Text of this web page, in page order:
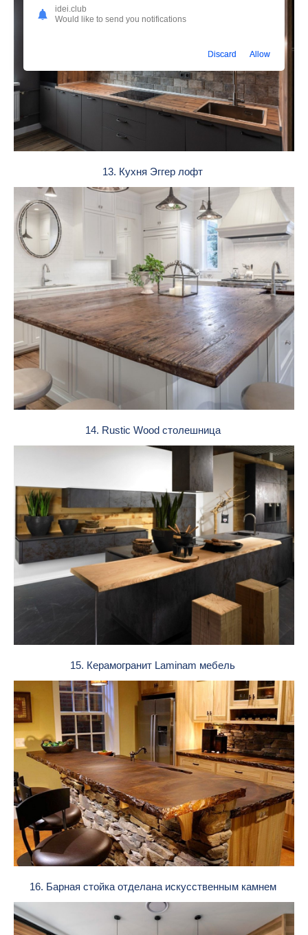
13. Кухня Эггер лофт
14. Rustic Wood столешница
15. Керамогранит Laminam мебель
16. Барная стойка отделана искусственным камнем
idei.club
Would like to send you notifications
Discard Allow